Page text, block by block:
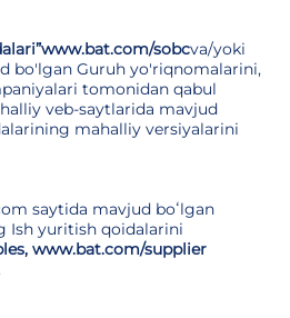
sobcva/yoki
bo'lgan Guruh yo'riqnomalarini,
tomonidan qabul
veb-saytlarida mavjud
mahalliy versiyalarini
saytida mavjud boʻlgan
Ish yuritish qoidalarini
www.bat.com/supplier